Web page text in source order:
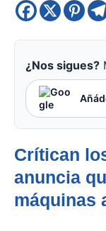
¿Nos sigues?
Crítican
anuncia
máquinas